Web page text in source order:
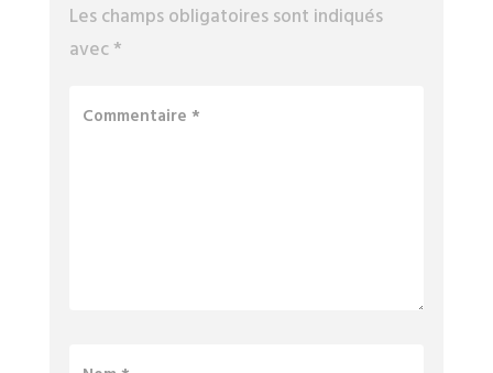
Les champs obligatoires sont indiqués
avec*